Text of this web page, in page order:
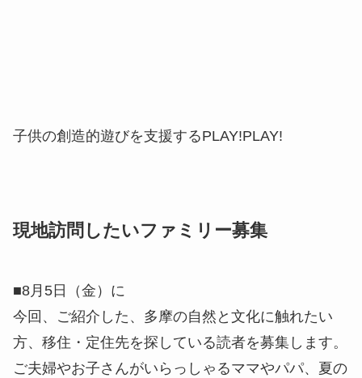
子供の創造的遊びを支援するPLAY!PLAY!
現地訪問したいファミリー募集
■8月5日（金）に
今回、ご紹介した、多摩の自然と文化に触れたい
方、移住・定住先を探している読者を募集します。
ご夫婦やお子さんがいらっしゃるママやパパ、夏の